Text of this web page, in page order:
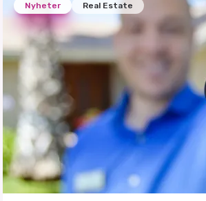
Nyheter Real Estate